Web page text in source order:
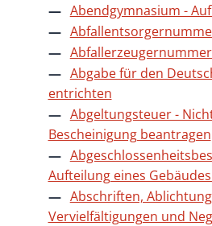
Abendgymnasium -
Abgabe für den
entrichten
Abgeltungsteuer -
Bescheinigung beantragen
Aufteilung eines
Abschriften,
Vervielfältigungen und